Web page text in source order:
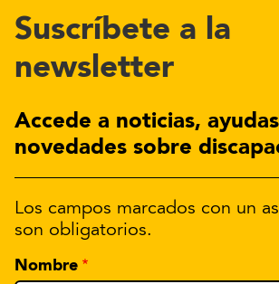
Suscríbete a la
newsletter
Accede a noticias,
novedades sobre
Los campos marcados con un
son obligatorios.
Nombre